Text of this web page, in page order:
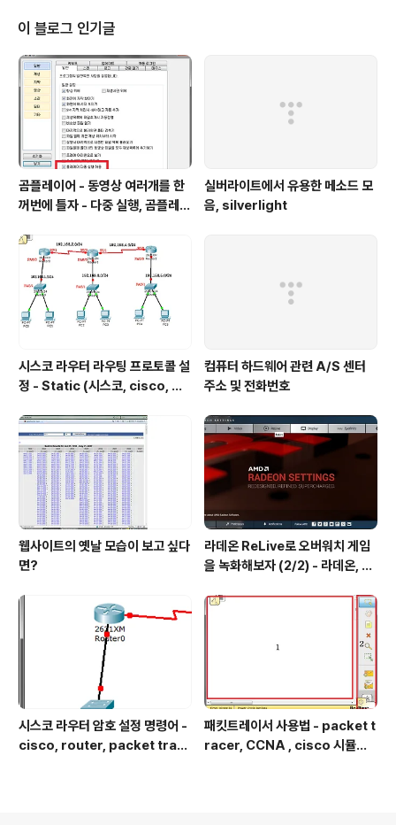
케이스가 디자인도 멋지고 쓸만했는데 더 이상 쓰면 하드
디스크가 폭탄이 될 것 같아서 다른 케이스를 구매하기로
결정 가성비로 유명한 ABKO 케이스도 보고, 풍 케이스로
유명한 GMC 것도 보고 이거보고 저거보고 요거보고 해봤
는데, 디자인이나 내가 원하는 성능면에서 딱히 눈에 들어
오는 제품이 없던 중에 이 놈이 눈에 들..
이 블로그 인기글
곰플레이어 - 동영상 여러개를 한
꺼번에 틀자 - 다중 실행, 곰플레이
다운
실버라이트에서 유용한 메소드 모
음, silverlight
시스코 라우터 라우팅 프로토콜 설
정 - Static (시스코, cisco, 라
콜, static protocol)
컴퓨터 하드웨어 관련 A/S 센터
주소 및 전화번호
웹사이트의 옛날 모습이 보고 싶다
면?
라데온 ReLive로 오버워치 게임
을 녹화해보자 (2/2) - 라데온, 암
라이버, 쉐도우 플레이, Radeon,
AMD, Relive, Overwatch Gr
aphic Driver, Shadow Play,
Radeon Software Crimso
시스코 라우터 암호 설정 명령어 -
cisco, router, packet trac
패킷트레이서 사용법 - packet t
racer, CCNA , cisco 시뮬레